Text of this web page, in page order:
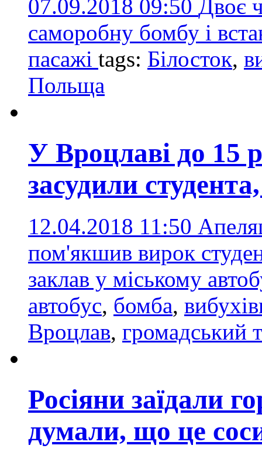
07.09.2018 09:50 Двоє
саморобну бомбу і
пасажі tags: Білосток,
Польща
У Вроцлаві до 15
засудили
12.04.2018 11:50
пом'якшив вирок
заклав у міському
автобус, бомба,
Вроцлав, громадський
Росіяни заїдали
думали, що це